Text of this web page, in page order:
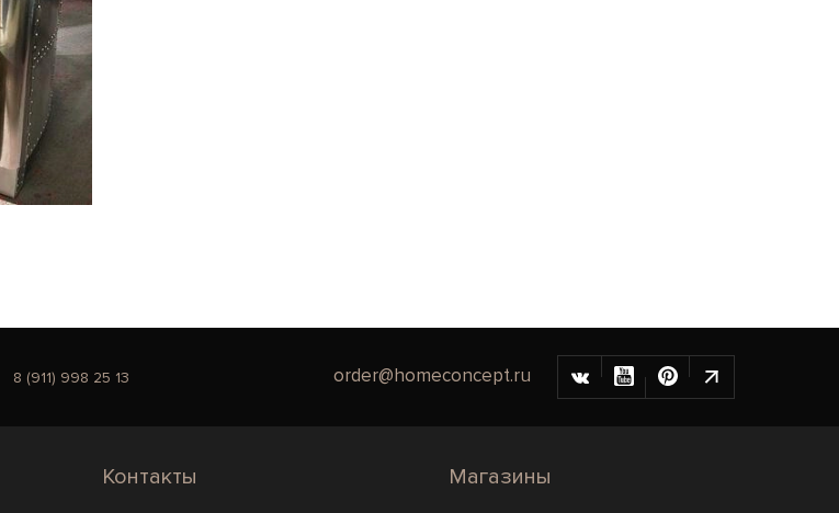
8 (911) 998 25 13 order@homeconcept.ru
Контакты Магазины